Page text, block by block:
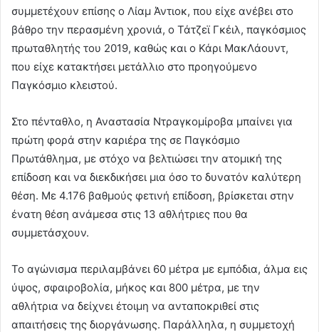
συμμετέχουν επίσης ο Λίαμ Άντιοκ, που είχε ανέβει στο
βάθρο την περασμένη χρονιά, ο Τάτζεϊ Γκέιλ, παγκόσμιος
πρωταθλητής του 2019, καθώς και ο Κάρι ΜακΛάουντ,
που είχε κατακτήσει μετάλλιο στο προηγούμενο
Παγκόσμιο κλειστού.
Στο πένταθλο, η Αναστασία Ντραγκομίροβα μπαίνει για
πρώτη φορά στην καριέρα της σε Παγκόσμιο
Πρωτάθλημα, με στόχο να βελτιώσει την ατομική της
επίδοση και να διεκδικήσει μια όσο το δυνατόν καλύτερη
θέση. Με 4.176 βαθμούς φετινή επίδοση, βρίσκεται στην
ένατη θέση ανάμεσα στις 13 αθλήτριες που θα
συμμετάσχουν.
Το αγώνισμα περιλαμβάνει 60 μέτρα με εμπόδια, άλμα εις
ύψος, σφαιροβολία, μήκος και 800 μέτρα, με την
αθλήτρια να δείχνει έτοιμη να ανταποκριθεί στις
απαιτήσεις της διοργάνωσης. Παράλληλα, η συμμετοχή